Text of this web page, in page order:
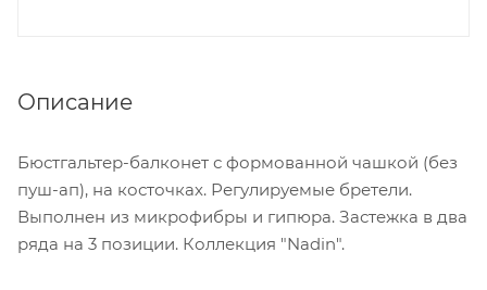
Описание
Бюстгальтер-балконет с формованной чашкой (без
пуш-ап), на косточках. Регулируемые бретели.
Выполнен из микрофибры и гипюра. Застежка в два
ряда на 3 позиции. Коллекция "Nadin".